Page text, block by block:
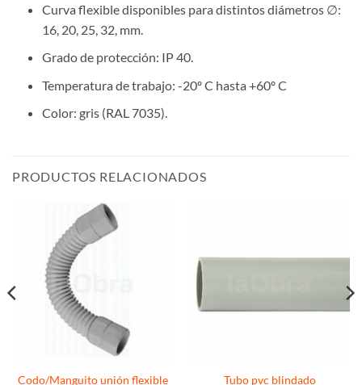
Curva flexible disponibles para distintos diámetros ∅:
16, 20, 25, 32, mm.
Grado de protección: IP 40.
Temperatura de trabajo: -20º C hasta +60º C
Color: gris (RAL 7035).
PRODUCTOS RELACIONADOS
Codo/Manguito unión flexible
Tubo pvc blindado